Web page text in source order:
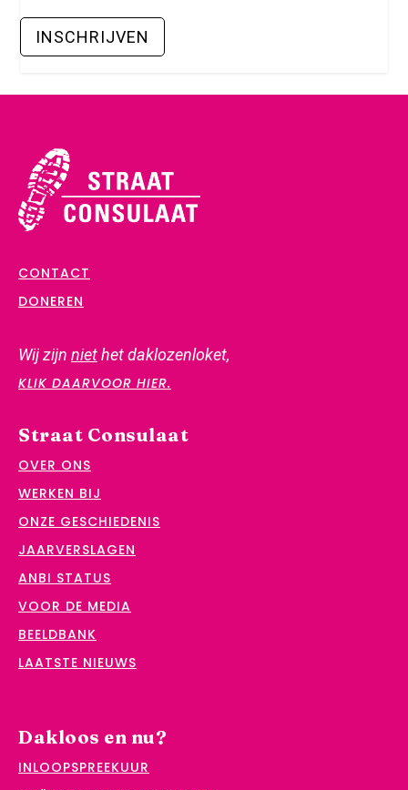
CONTACT
DONEREN
Wij zijn niethet daklozenloket,
KLIK DAARVOOR HIER.
Straat Consulaat
OVER ONS
WERKEN BIJ
ONZE GESCHIEDENIS
JAARVERSLAGEN
ANBI STATUS
VOOR DE MEDIA
BEELDBANK
LAATSTE NIEUWS
Dakloos en nu?
INLOOPSPREEKUUR